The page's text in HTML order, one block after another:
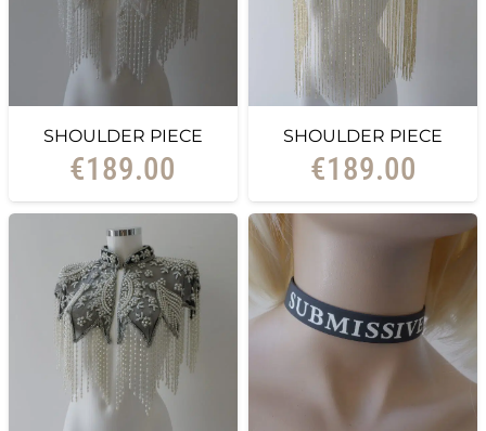
SHOULDER PIECE
€189.00
SHOULDER PIECE
€189.00